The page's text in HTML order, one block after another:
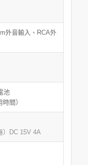
外音輸入、RCA外
池
間）
）DC 15V 4A